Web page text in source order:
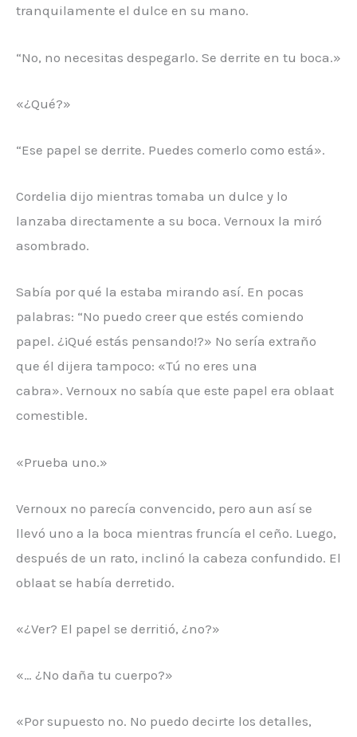
tranquilamente el dulce en su mano.
“No, no necesitas despegarlo. Se derrite en tu boca.»
«¿Qué?»
“Ese papel se derrite. Puedes comerlo como está».
Cordelia dijo mientras tomaba un dulce y lo
lanzaba directamente a su boca. Vernoux la miró
asombrado.
Sabía por qué la estaba mirando así. En pocas
palabras: “No puedo creer que estés comiendo
papel. ¿¡Qué estás pensando!?» No sería extraño
que él dijera tampoco: «Tú no eres una
cabra». Vernoux no sabía que este papel era oblaat
comestible.
«Prueba uno.»
Vernoux no parecía convencido, pero aun así se
llevó uno a la boca mientras fruncía el ceño. Luego,
después de un rato, inclinó la cabeza confundido. El
oblaat se había derretido.
«¿Ver? El papel se derritió, ¿no?»
«… ¿No daña tu cuerpo?»
«Por supuesto no. No puedo decirte los detalles,